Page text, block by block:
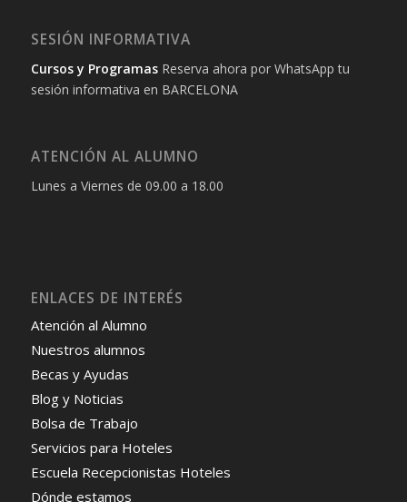
SESIÓN INFORMATIVA
Cursos y ProgramasReserva ahora por WhatsApp tu
sesión informativa en BARCELONA
ATENCIÓN AL ALUMNO
Lunes a Viernes de 09.00 a 18.00
ENLACES DE INTERÉS
Atención al Alumno
Nuestros alumnos
Becas y Ayudas
Blog y Noticias
Bolsa de Trabajo
Servicios para Hoteles
Escuela Recepcionistas Hoteles
Dónde estamos